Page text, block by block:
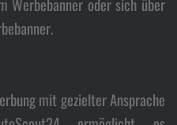
Werbebanner oder sich über
mit gezielter Ansprache